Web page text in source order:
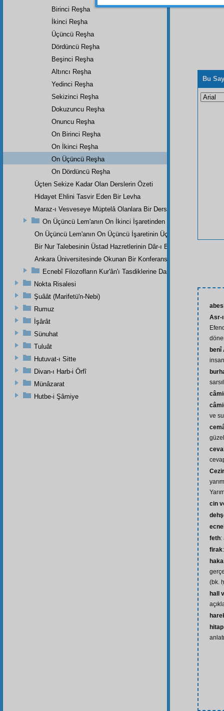
Bu
Asr-
benî
ve
cin
feth:
firak
(bk.
hall
hitap
Birinci Reşha
İkinci Reşha
Üçüncü Reşha
Dördüncü Reşha
Beşinci Reşha
Altıncı Reşha
Yedinci Reşha
Sekizinci Reşha
Dokuzuncu Reşha
Onuncu Reşha
On Birinci Reşha
On İkinci Reşha
On Üçüncü Reşha
On Dördüncü Reşha
Üçten Sekize Kadar Olan Derslerin Özeti
Hidayet Ehlini Tasvir Eden Bir Levha
Maraz-ı Vesveseye Müptelâ Olanlara Bir Ders
On Üçüncü Lem'anın On İkinci İşaretinden
On Üçüncü Lem'anın On Üçüncü İşaretinin Üçüncü Noktasından
Bir Nur Talebesinin Üstad Hazretlerinin Dâr-ı Bekaya
Ankara Üniversitesinde Okunan Bir Konferans
Ecnebî Filozofların Kur'ân'ı Tasdiklerine Dair Şehadetleri
Nokta Risalesi
Şuâât (Marifetü'n-Nebi)
Rumuz
İşârât
Sünuhat
Tuluât
Hutuvat-ı Sitte
Divan-ı Harb-i Örfî
Münâzarat
Hutbe-i Şâmiye